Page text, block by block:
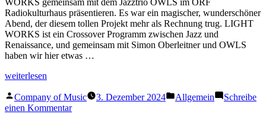
Radiokulturhaus präsentieren. Es war ein magischer, wunderschöner
Abend, der diesem tollen Projekt mehr als Rechnung trug. LIGHT
WORKS ist ein Crossover Programm zwischen Jazz und
Renaissance, und gemeinsam mit Simon Oberleitner und OWLS
haben wir hier etwas …
„LIGHT
–
die
weiterlesen
Veröffentlicht
von
Company of Music 3. Dezember 2024
Veröffentlicht
Allgemein
Schreibe
einen Kommentarzu